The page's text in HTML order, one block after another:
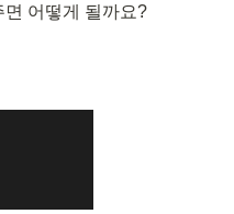
어떻게 될까요?